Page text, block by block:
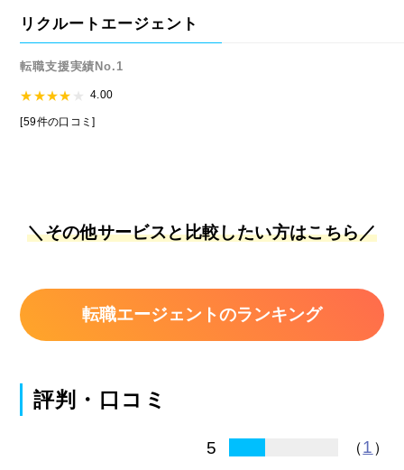
リクルートエージェント
転職支援実績No.1
4.00
[59件の口コミ]
＼その他サービスと比較したい方はこちら／
転職エージェントのランキング
評判・口コミ
5 （1 ）